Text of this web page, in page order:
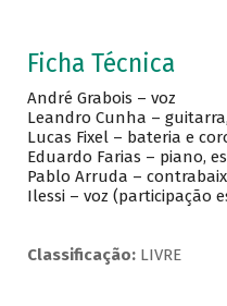
Ficha Técnica
André Grabois – voz
Leandro Cunha –
Lucas Fixel – bateria e
Eduardo Farias – piano,
Pablo Arruda –
Ilessi – voz (participação
Classificação: LIVRE